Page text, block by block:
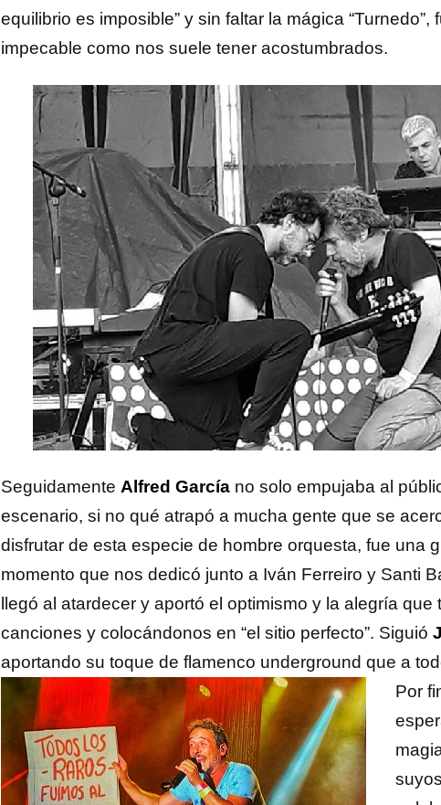
equilibrio es imposible” y sin faltar la mágica “Turnedo”,
impecable como nos suele tener acostumbrados.
Seguidamente Alfred García no solo empujaba al
escenario, si no qué atrapó a mucha gente que se
disfrutar de esta especie de hombre orquesta, fue una
momento que nos dedicó junto a Iván Ferreiro y Santi
llegó al atardecer y aportó el optimismo y la alegría que
canciones y colocándonos en “el sitio perfecto”. Siguió
aportando su toque de flamenco underground que a
Por